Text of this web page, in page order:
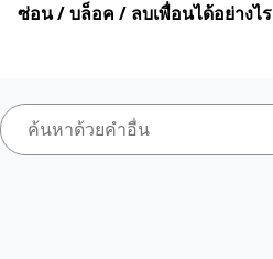
ซ่อน / บล็อค / ลบเพื่อนได้อย่างไร